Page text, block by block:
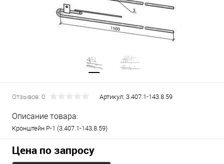
Отзывов: 0 Артикул: 3.407.1-143.8.59
Описание товара:
Кронштейн Р-1 (3.407.1-143.8.59)
Цена по запросу